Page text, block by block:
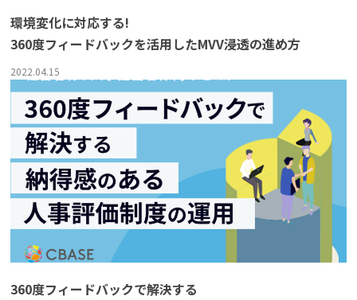
環境変化に対応する!
360度フィードバックを活用したMVV浸透の進め方
2022.04.15
360度フィードバックで解決する